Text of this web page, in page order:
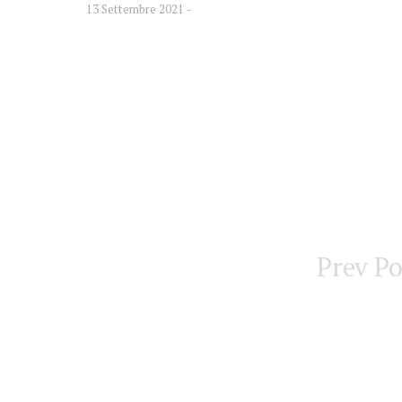
13 Settembre 2021
Prev